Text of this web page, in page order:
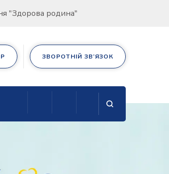
"Здорова родина"
ЗВОРОТНІЙ ЗВ’ЯЗОК